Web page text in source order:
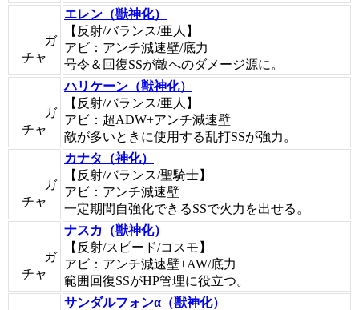
ガ
チャ
エレン（獣神化）
【反射/バランス/亜人】
アビ：アンチ減速壁/底力
号令＆回復SSが敵へのダメージ源に。
ガ
チャ
ハリケーン（獣神化）
【反射/バランス/亜人】
アビ：超ADW+アンチ減速壁
敵が多いときに使用する乱打SSが強力。
ガ
チャ
カナタ（神化）
【反射/バランス/聖騎士】
アビ：アンチ減速壁
一定期間自強化できるSSで火力を出せる。
ガ
チャ
ナスカ（獣神化）
【反射/スピード/コスモ】
アビ：アンチ減速壁+AW/底力
範囲回復SSがHP管理に役立つ。
サンダルフォンα（獣神化）